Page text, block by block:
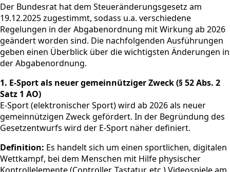
Der Bundesrat hat dem Steueränderungsgesetz am
19.12.2025 zugestimmt, sodass u.a. verschiedene
Regelungen in der Abgabenordnung mit Wirkung ab 2026
geändert worden sind. Die nachfolgenden Ausführungen
geben einen Überblick über die wichtigsten Änderungen in
der Abgabenordnung.
1. E-Sport als neuer gemeinnütziger Zweck (§ 52 Abs. 2
Satz 1 AO)
E-Sport (elektronischer Sport) wird ab 2026 als neuer
gemeinnützigen Zweck gefördert. In der Begründung des
Gesetzentwurfs wird der E-Sport näher definiert.
Definition: Es handelt sich um einen sportlichen, digitalen
Wettkampf, bei dem Menschen mit Hilfe physischer